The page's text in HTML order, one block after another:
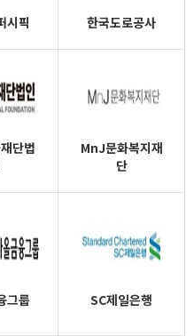
시픽 한국도로공사
단법
MnJ문화복지재
단
그룹 SC제일은행